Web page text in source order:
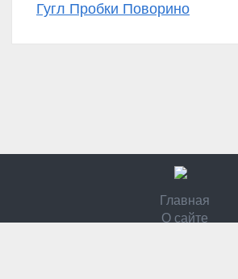
Гугл Пробки Поворино
Главная
О сайте